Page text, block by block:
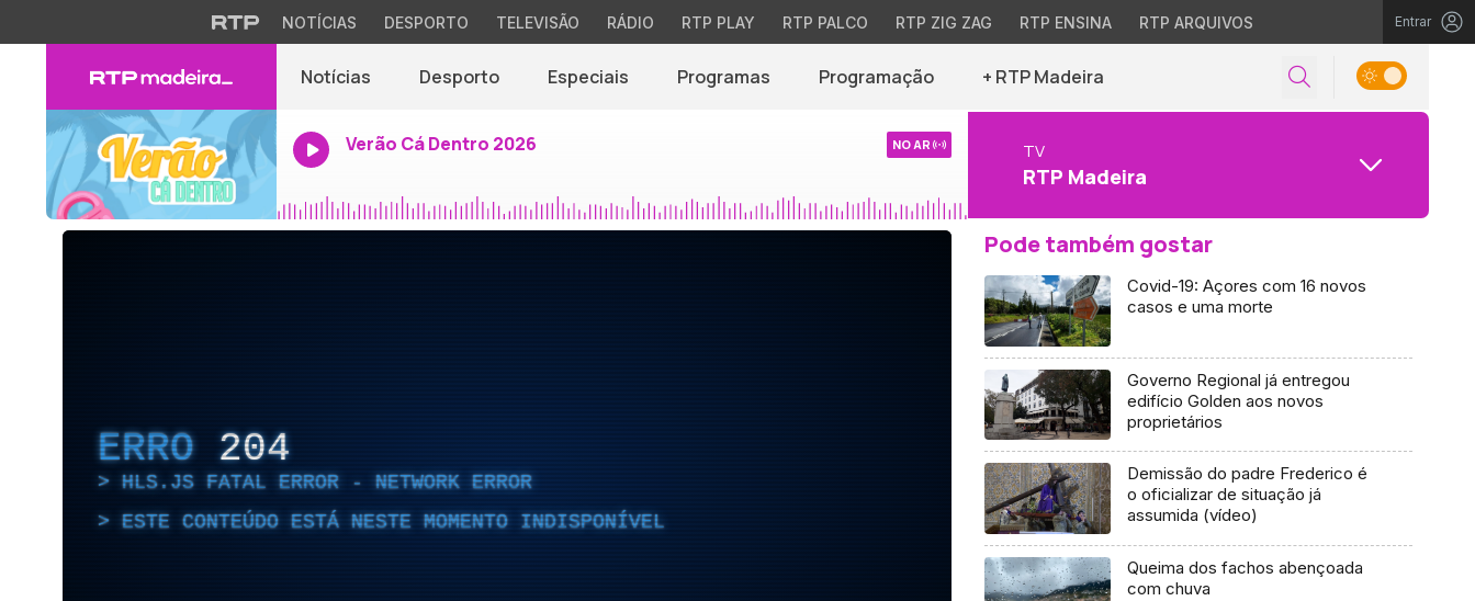
NOTÍCIAS DESPORTO TELEVISÃO RÁDIO RTP PLAY RTP PALCO RTP ZIG ZAG RTP ENSINA RTP ARQUIVOS Entrar
Notícias Desporto Especiais Programas Programação + RTP Madeira
Verão Cá Dentro 2026 NO AR TV
RTP Madeira
ERRO 204
HLS.JS FATAL ERROR - NETWORK ERROR
ESTE CONTEÚDO ESTÁ NESTE MOMENTO INDISPONÍVEL
Pode também gostar
Covid-19: Açores com 16 novos
casos e uma morte
Governo Regional já entregou
edifício Golden aos novos
proprietários
Demissão do padre Frederico é
o oficializar de situação já
assumida (vídeo)
Queima dos fachos abençoada
com chuva